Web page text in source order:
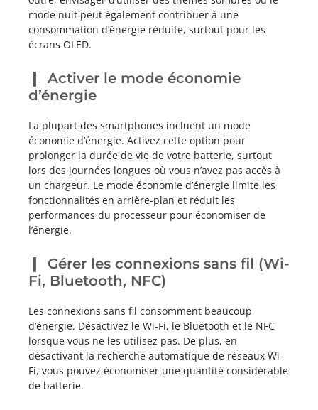
mode nuit peut également contribuer à une
consommation d’énergie réduite, surtout pour les
écrans OLED.
Activer le mode économie
d’énergie
La plupart des smartphones incluent un mode
économie d’énergie. Activez cette option pour
prolonger la durée de vie de votre batterie, surtout
lors des journées longues où vous n’avez pas accès à
un chargeur. Le mode économie d’énergie limite les
fonctionnalités en arrière-plan et réduit les
performances du processeur pour économiser de
l’énergie.
Gérer les connexions sans fil (Wi-
Fi, Bluetooth, NFC)
Les connexions sans fil consomment beaucoup
d’énergie. Désactivez le Wi-Fi, le Bluetooth et le NFC
lorsque vous ne les utilisez pas. De plus, en
désactivant la recherche automatique de réseaux Wi-
Fi, vous pouvez économiser une quantité considérable
de batterie.